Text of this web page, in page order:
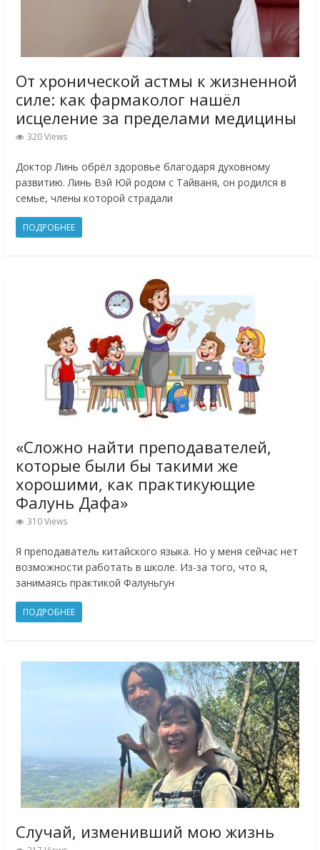
От хронической астмы к жизненной
силе: как фармаколог нашёл
исцеление за пределами медицины
320 Views
Доктор Линь обрёл здоровье благодаря духовному
развитию. Линь Вэй Юй родом с Тайваня, он родился в
семье, члены которой страдали
ПОДРОБНЕЕ
«Сложно найти преподавателей,
которые были бы такими же
хорошими, как практикующие
Фалунь Дафа»
310 Views
Я преподаватель китайского языка. Но у меня сейчас нет
возможности работать в школе. Из-за того, что я,
занимаясь практикой Фалуньгун
ПОДРОБНЕЕ
Случай, изменивший мою жизнь